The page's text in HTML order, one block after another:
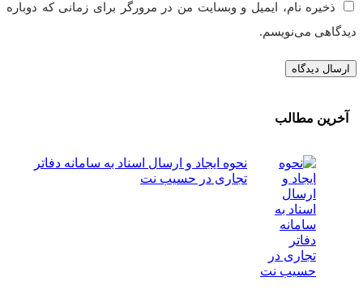
ذخیره نام، ایمیل و وبسایت من در مرورگر برای زمانی که دوباره
دیدگاهی می‌نویسم.
آخرین مطالب
نحوه ایجاد و ارسال اسناد به سامانه دفاتر
تجاری در حسیب نت